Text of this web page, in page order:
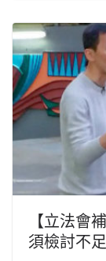
【立法會
須檢討不